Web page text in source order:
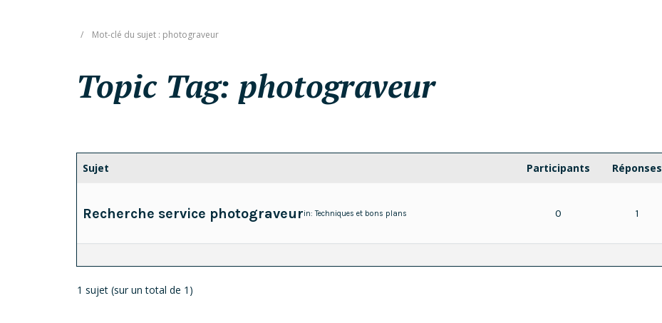
/ Mot-clé du sujet : photograveur
Topic Tag: photograveur
Sujet Participants Réponses
Recherche service photograveurin:Techniques et bons plans 0 1
1 sujet (sur un total de 1)